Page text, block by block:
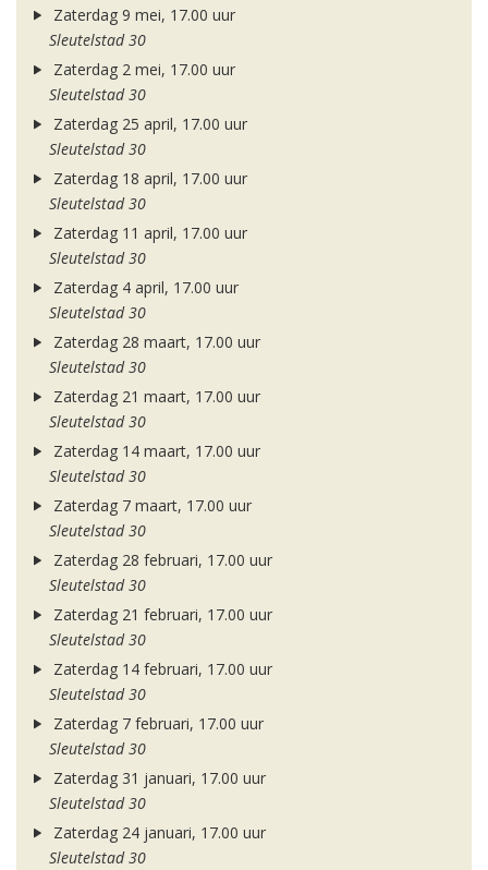
Zaterdag 9 mei, 17.00 uur
Sleutelstad 30
Zaterdag 2 mei, 17.00 uur
Sleutelstad 30
Zaterdag 25 april, 17.00 uur
Sleutelstad 30
Zaterdag 18 april, 17.00 uur
Sleutelstad 30
Zaterdag 11 april, 17.00 uur
Sleutelstad 30
Zaterdag 4 april, 17.00 uur
Sleutelstad 30
Zaterdag 28 maart, 17.00 uur
Sleutelstad 30
Zaterdag 21 maart, 17.00 uur
Sleutelstad 30
Zaterdag 14 maart, 17.00 uur
Sleutelstad 30
Zaterdag 7 maart, 17.00 uur
Sleutelstad 30
Zaterdag 28 februari, 17.00 uur
Sleutelstad 30
Zaterdag 21 februari, 17.00 uur
Sleutelstad 30
Zaterdag 14 februari, 17.00 uur
Sleutelstad 30
Zaterdag 7 februari, 17.00 uur
Sleutelstad 30
Zaterdag 31 januari, 17.00 uur
Sleutelstad 30
Zaterdag 24 januari, 17.00 uur
Sleutelstad 30